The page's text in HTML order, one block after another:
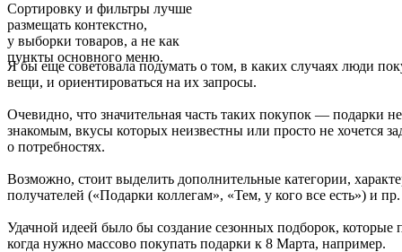
Сортировку и фильтры лучше
размещать контекстно,
у выборки товаров, а не как
пункты основного меню.
Я бы еще советовала подумать о том, в каких случаях люди
вещи, и ориентироваться на их запросы.
Очевидно, что значительная часть таких покупок — подарки
знакомым, вкусы которых неизвестны или просто не хочется
о потребностях.
Возможно, стоит выделить дополнительные категории,
получателей («Подарки коллегам», «Тем, у кого все есть») и пр.
Удачной идеей было бы создание сезонных подборок,
когда нужно массово покупать подарки к 8 Марта, например.